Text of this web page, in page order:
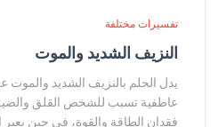
تفسيرات مختلفة
النزيف الشديد والموت
يدل الحلم بالنزيف الشديد
عاطفية تسبب للشخص القلق
فقدان الطاقة والقوة، في حين يعبر